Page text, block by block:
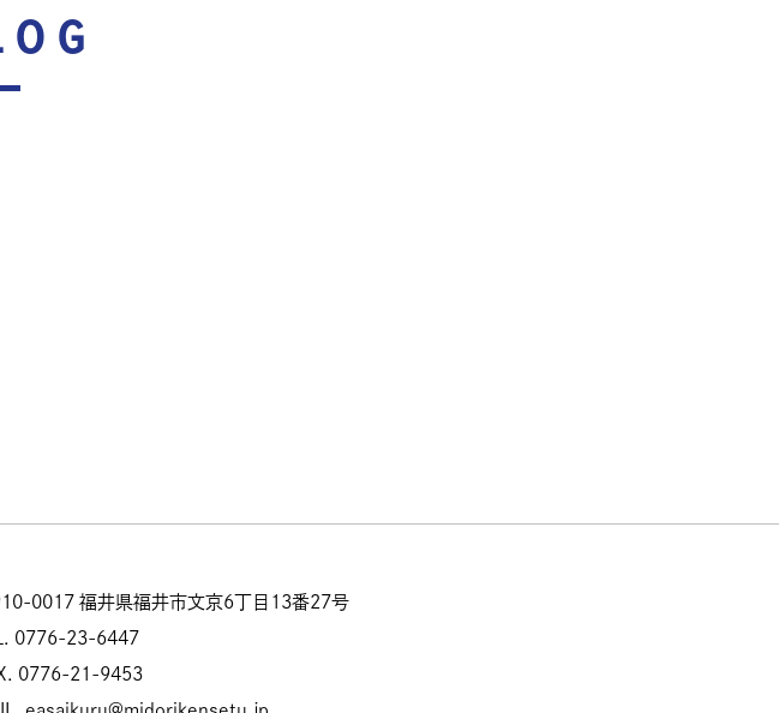
0017 福井県福井市文京6丁目13番27号
0776-23-6447
0776-21-9453